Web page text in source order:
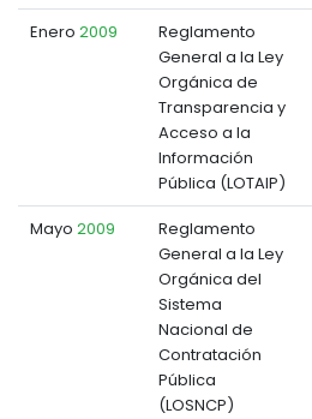
Enero 2009
Reglamento
General a la Ley
Orgánica de
Transparencia y
Acceso a la
Información
Pública (LOTAIP)
Mayo 2009
Reglamento
General a la Ley
Orgánica del
Sistema
Nacional de
Contratación
Pública
(LOSNCP)